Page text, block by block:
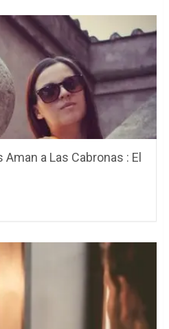
a Las Cabronas : El